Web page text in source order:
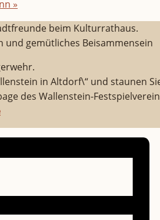
»
beim Kulturrathaus.
und gemütliches Beisammensein
in Altdorf\“ und staunen
des Wallenstein-